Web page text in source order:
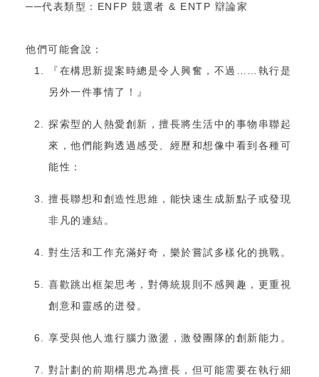
──代表類型：ENFP 競選者 & ENTP 辯論家
他們可能會說：
『在構思新提案時總是令人興奮，不過……執行是
另外一件事情了！』
探索型的人熱愛創新，擅長將生活中的事物串聯起
來，他們能夠透過感受、經歷和想像中看到各種可
能性：
擅長聯想和創造性思維，能快速生成新點子或發現
非凡的連結。
對生活和工作充滿好奇，樂於嘗試多樣化的挑戰。
喜歡跳出框架思考，對傳統規則不感興趣，更重視
創意和靈感的迸發。
享受與他人進行腦力激盪，激發團隊的創新能力。
對計劃的前期構思尤為擅長，但可能需要在執行細